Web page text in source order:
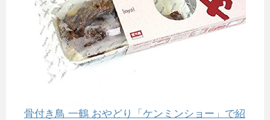
骨付き鳥 一鶴 おやどり「ケンミンショー」で紹